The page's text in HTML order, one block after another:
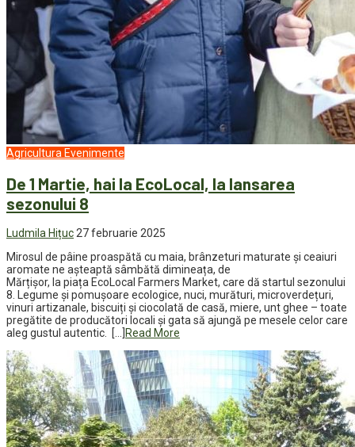
Agricultura Evenimente
De 1 Martie, hai la EcoLocal, la lansarea
sezonului 8
Ludmila Hițuc 27 februarie 2025
Mirosul de pâine proaspătă cu maia, brânzeturi maturate și ceaiuri
aromate ne așteaptă sâmbătă dimineața, de
Mărțișor, la piața EcoLocal Farmers Market, care dă startul sezonului
8. Legume și pomușoare ecologice, nuci, murături, microverdețuri,
vinuri artizanale, biscuiți și ciocolată de casă, miere, unt ghee – toate
pregătite de producători locali și gata să ajungă pe mesele celor care
aleg gustul autentic. […]
Read More